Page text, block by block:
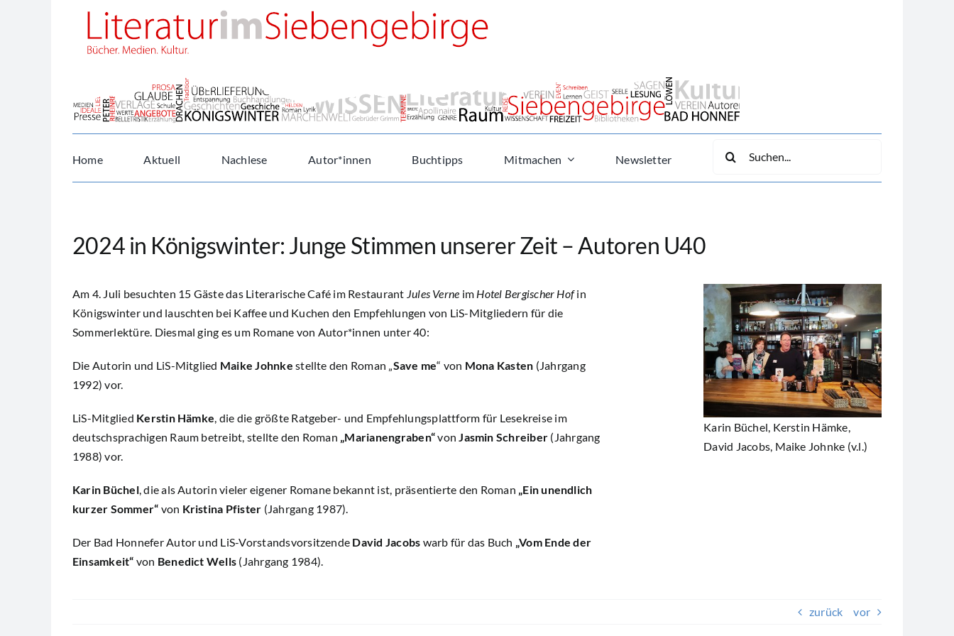
Home Aktuell Nachlese Autor*innen Buchtipps Mitmachen Newsletter
nach:
2024 in Königswinter: Junge Stimmen unserer Zeit – Autoren U40
Am 4. Juli besuchten 15 Gäste das Literarische Café im Restaurant Jules Verne im Hotel Bergischer Hofin
Königswinter und lauschten bei Kaffee und Kuchen den Empfehlungen von LiS-Mitgliedern für die
Sommerlektüre. Diesmal ging es um Romane von Autor*innen unter 40:
Die Autorin und LiS-Mitglied Maike Johnke stellte den Roman „Save me“ von Mona Kasten (Jahrgang
1992) vor.
LiS-Mitglied Kerstin Hämke, die die größte Ratgeber- und Empfehlungsplattform für Lesekreise im
deutschsprachigen Raum betreibt, stellte den Roman „Marianengraben“von Jasmin Schreiber (Jahrgang
1988) vor.
Karin Büchel, die als Autorin vieler eigener Romane bekannt ist, präsentierte den Roman „Ein unendlich
kurzer Sommer“ von Kristina Pfister (Jahrgang 1987).
Der Bad Honnefer Autor und LiS-Vorstandsvorsitzende David Jacobs warb für das Buch „Vom Ende der
Einsamkeit“ von Benedict Wells (Jahrgang 1984).
Karin Büchel, Kerstin Hämke,
David Jacobs, Maike Johnke (v.l.)
zurück vor